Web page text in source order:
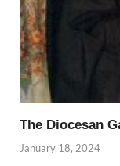
The Diocesan
January 18, 2024